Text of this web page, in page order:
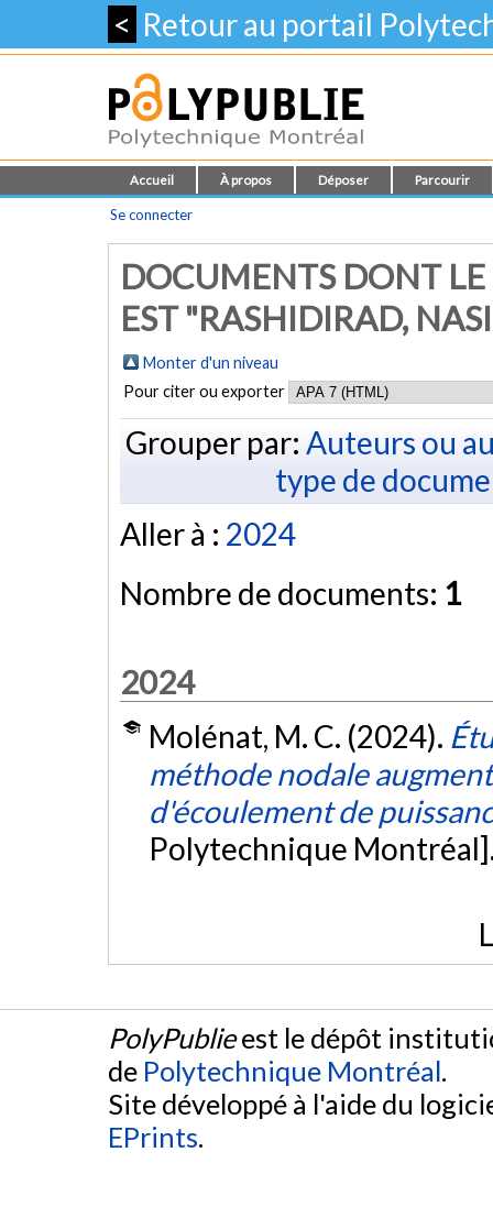
< Retour au portail
Accueil À propos Déposer Parcourir
Se connecter
DOCUMENTS DONT
EST "RASHIDIRAD,
Monter d'un niveau
Pour citer ou exporter
Grouper par: Auteurs ou
type de
Aller à : 2024
Nombre de documents: 1
2024
Molénat, M. C. (2024).
méthode nodale
d'écoulement de
Polytechnique
PolyPublieest le dépôt
de Polytechnique Montréal.
Site développé à l'aide du
EPrints.